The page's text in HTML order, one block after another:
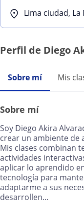
Perfil de Diego
Sobre mí Mis
Sobre mí
Soy Diego Akira
crear un ambiente de
Mis clases combinan
actividades
aplicar lo aprendido
tecnología para
adaptarme a sus
desarrollen...